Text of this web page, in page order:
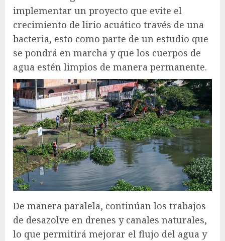
implementar un proyecto que evite el
crecimiento de lirio acuático través de una
bacteria, esto como parte de un estudio que
se pondrá en marcha y que los cuerpos de
agua estén limpios de manera permanente.
De manera paralela, continúan los trabajos
de desazolve en drenes y canales naturales,
lo que permitirá mejorar el flujo del agua y